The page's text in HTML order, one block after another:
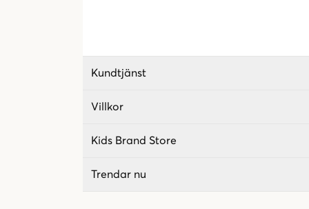
Kundtjänst
Villkor
Kids Brand Store
Trendar nu